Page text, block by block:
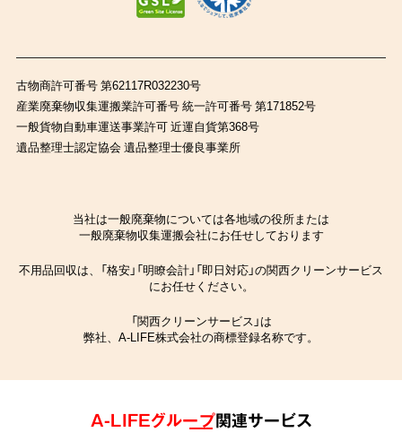
古物商許可番号 第62117R032230号
産業廃棄物収集運搬業許可番号 統一許可番号 第171852号
一般貨物自動車運送事業許可 近運自貨第368号
遺品整理士認定協会 遺品整理士優良事業所
当社は一般廃棄物については各地域の役所または
一般廃棄物収集運搬会社にお任せしております
不用品回収は、「格安」「明瞭会計」「即日対応」の関西クリーンサービス
にお任せください。
「関西クリーンサービス」は
弊社、A-LIFE株式会社の商標登録名称です。
A-LIFEグループ関連サービス